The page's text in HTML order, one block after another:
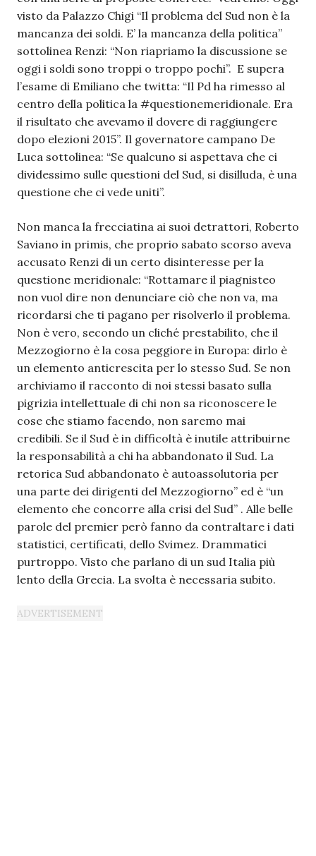
visto da Palazzo Chigi “Il problema del Sud non è la
mancanza dei soldi. E’ la mancanza della politica”
sottolinea Renzi: “Non riapriamo la discussione se
oggi i soldi sono troppi o troppo pochi”. E supera
l’esame di Emiliano che twitta: “Il Pd ha rimesso al
centro della politica la #questionemeridionale. Era
il risultato che avevamo il dovere di raggiungere
dopo elezioni 2015”. Il governatore campano De
Luca sottolinea: “Se qualcuno si aspettava che ci
dividessimo sulle questioni del Sud, si disilluda, è una
questione che ci vede uniti”.
Non manca la frecciatina ai suoi detrattori, Roberto
Saviano in primis, che proprio sabato scorso aveva
accusato Renzi di un certo disinteresse per la
questione meridionale: “Rottamare il piagnisteo
non vuol dire non denunciare ciò che non va, ma
ricordarsi che ti pagano per risolverlo il problema.
Non è vero, secondo un cliché prestabilito, che il
Mezzogiorno è la cosa peggiore in Europa: dirlo è
un elemento anticrescita per lo stesso Sud. Se non
archiviamo il racconto di noi stessi basato sulla
pigrizia intellettuale di chi non sa riconoscere le
cose che stiamo facendo, non saremo mai
credibili. Se il Sud è in difficoltà è inutile attribuirne
la responsabilità a chi ha abbandonato il Sud. La
retorica Sud abbandonato è autoassolutoria per
una parte dei dirigenti del Mezzogiorno” ed è “un
elemento che concorre alla crisi del Sud” . Alle belle
parole del premier però fanno da contraltare i dati
statistici, certificati, dello Svimez. Drammatici
purtroppo. Visto che parlano di un sud Italia più
lento della Grecia. La svolta è necessaria subito.